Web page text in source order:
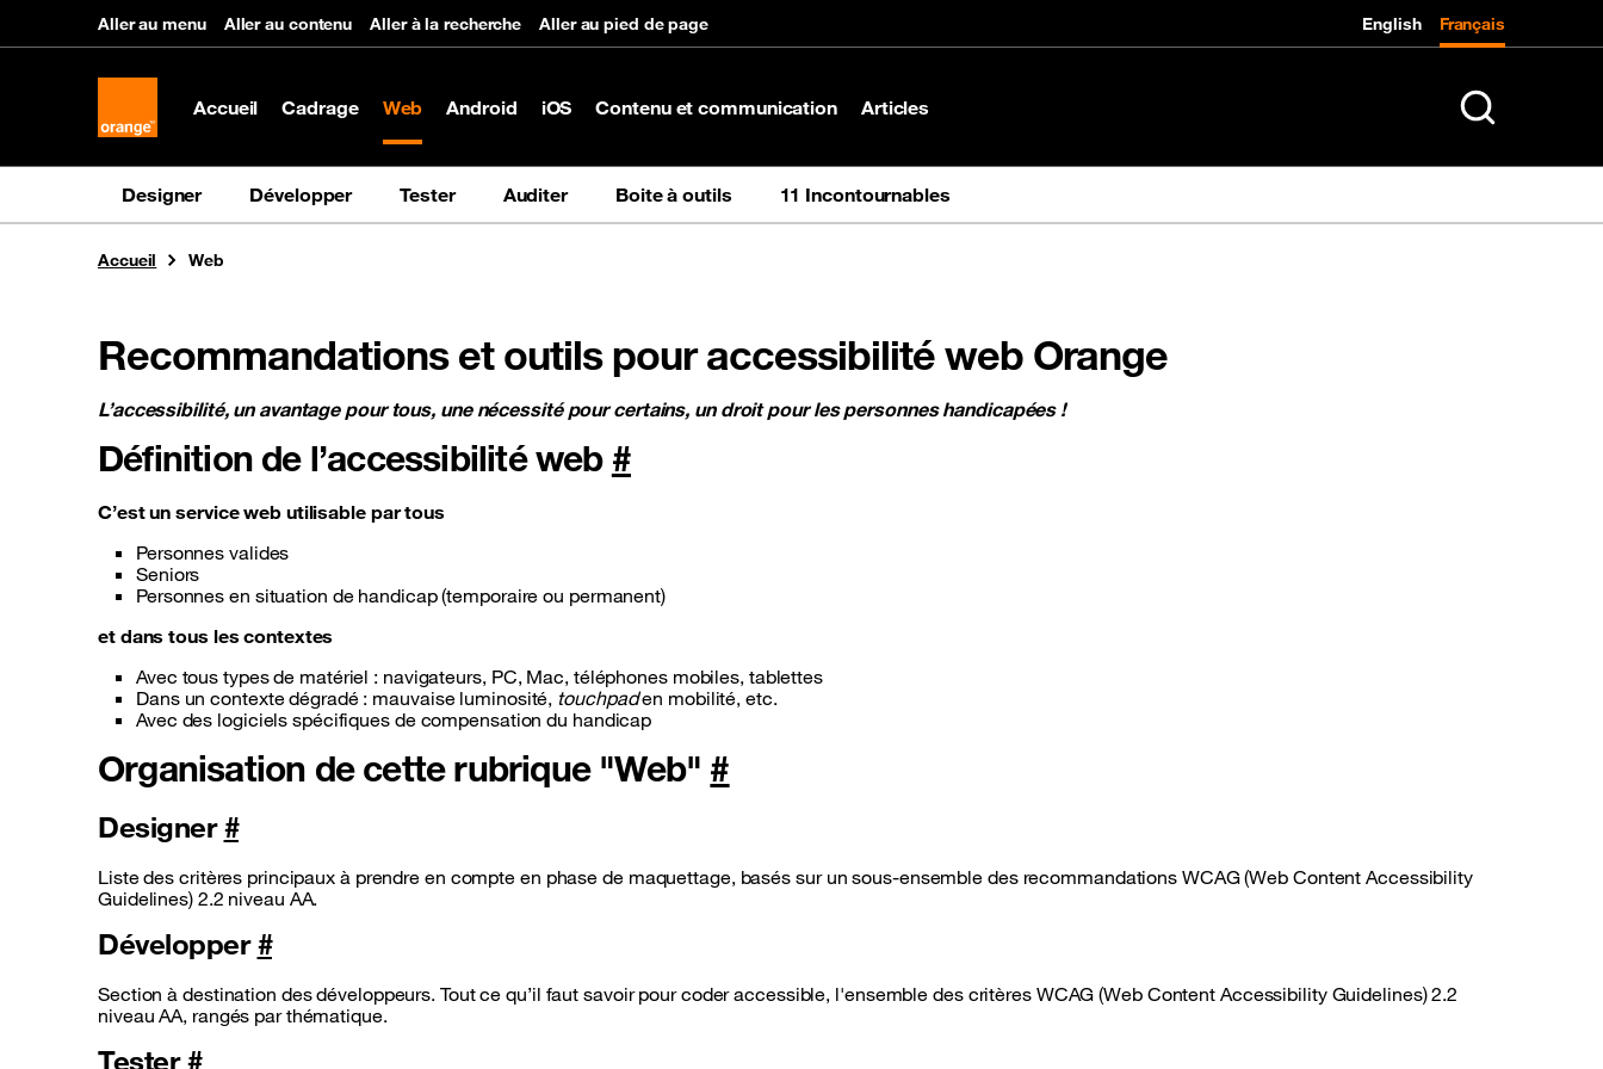
Aller au menu Aller au contenu Aller à la recherche Aller au pied de page English Français
Accueil Cadrage Web Android iOS Contenu et communication Articles Rechercher sur
Designer Développer Tester Auditer Boite à outils 11 Incontournables
Vous êtes ici
Accueil Web
Recommandations et outils pour accessibilité web Orange
L’accessibilité, un avantage pour tous, une nécessité pour certains, un droit pour les personnes handicapées !
Définition de l’accessibilité web #
C’est un service web utilisable par tous
Personnes valides
Seniors
Personnes en situation de handicap (temporaire ou permanent)
et dans tous les contextes
Avec tous types de matériel : navigateurs, PC, Mac, téléphones mobiles, tablettes
Dans un contexte dégradé : mauvaise luminosité, touchpaden mobilité, etc.
Avec des logiciels spécifiques de compensation du handicap
Organisation de cette rubrique "Web" #
Designer#
Liste des critères principaux à prendre en compte en phase de maquettage, basés sur un sous-ensemble des recommandations WCAG(Web Content Accessibility
Guidelines) 2.2 niveau AA.
Développer#
Section à destination des développeurs. Tout ce qu’il faut savoir pour coder accessible, l'ensemble des critères WCAG (Web Content Accessibility Guidelines) 2.2
niveau AA, rangés par thématique.
Tester#